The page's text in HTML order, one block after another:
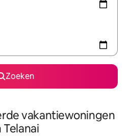
Zoeken
vakantiewoningen
Telanai